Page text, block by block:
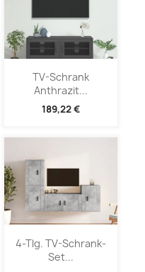
TV-Schrank
Anthrazit...
189,22 €
4-Tlg. TV-Schrank-
Set...